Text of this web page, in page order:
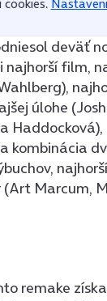
deväť
film,
úlohe
Haddocková),
kombinácia
(Art Marcum,
remake